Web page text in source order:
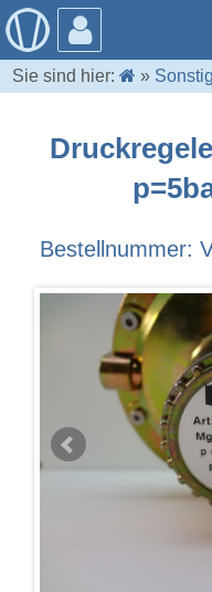
Sie sind hier: »
Bestellnummer: